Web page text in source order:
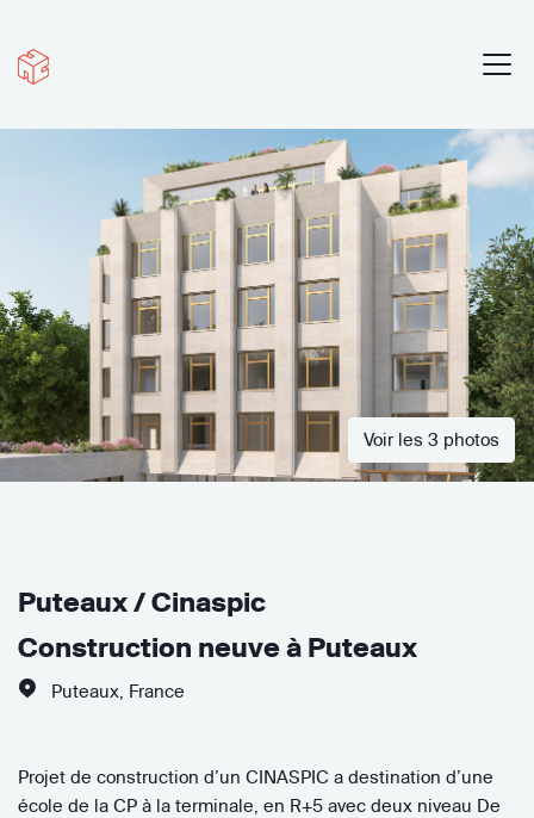
Voir les 3 photos
Puteaux / Cinaspic
Construction neuve à Puteaux
Puteaux France
Projet de construction d’un CINASPIC a destination d’une
école de la CP à la terminale, en R+5 avec deux niveau De